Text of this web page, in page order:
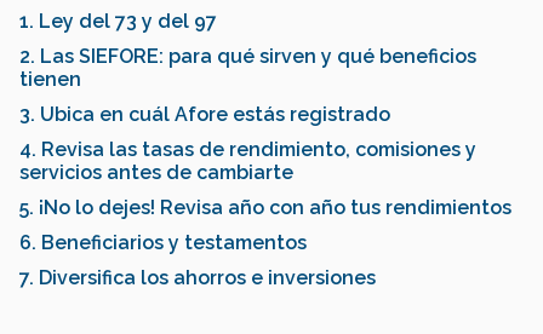
1. Ley del 73 y del 97
2. Las SIEFORE: para qué sirven y qué beneficios
tienen
3. Ubica en cuál Afore estás registrado
4. Revisa las tasas de rendimiento, comisiones y
servicios antes de cambiarte
5. ¡No lo dejes! Revisa año con año tus rendimientos
6. Beneficiarios y testamentos
7. Diversifica los ahorros e inversiones